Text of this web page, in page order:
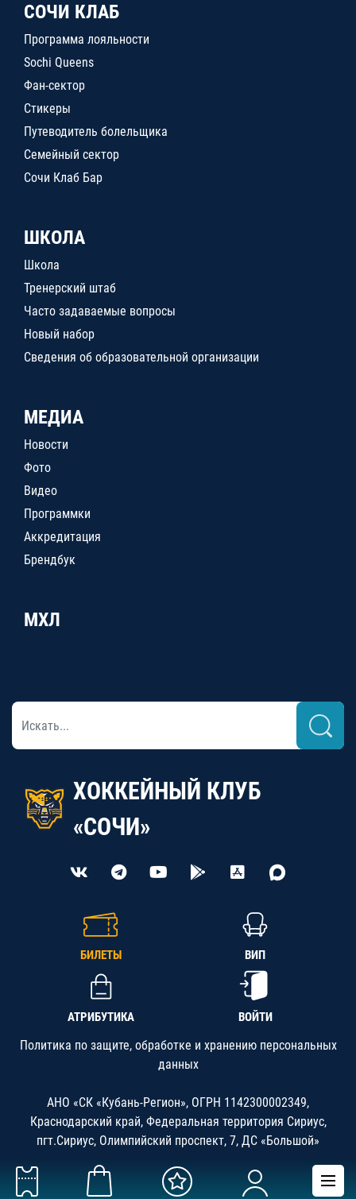
СОЧИ КЛАБ
Программа лояльности
Sochi Queens
Фан-сектор
Стикеры
Путеводитель болельщика
Семейный сектор
Сочи Клаб Бар
ШКОЛА
Школа
Тренерский штаб
Часто задаваемые вопросы
Новый набор
Сведения об образовательной организации
МЕДИА
Новости
Фото
Видео
Программки
Аккредитация
Брендбук
МХЛ
ХОККЕЙНЫЙ КЛУБ
«СОЧИ»
БИЛЕТЫ ВИП
АТРИБУТИКА ВОЙТИ
Политика по защите, обработке и хранению персональных
данных
АНО «СК «Кубань-Регион», ОГРН 1142300002349,
Краснодарский край, Федеральная территория Сириус,
пгт.Сириус, Олимпийский проспект, 7, ДС «Большой»